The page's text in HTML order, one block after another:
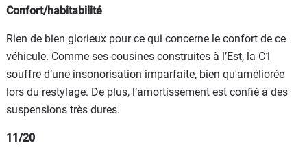
Confort/habitabilité
Rien de bien glorieux pour ce qui concerne le confort de ce
véhicule. Comme ses cousines construites à l’Est, la C1
souffre d’une insonorisation imparfaite, bien qu'améliorée
lors du restylage. De plus, l’amortissement est confié à des
suspensions très dures.
11/20